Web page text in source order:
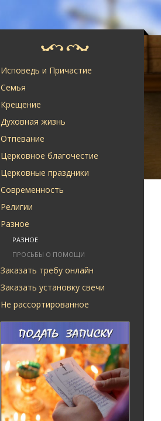
Исповедь и Причастие
Семья
Крещение
Духовная жизнь
Отпевание
Церковное благочестие
Церковные праздники
Современность
Религии
Разное
РАЗНОЕ
ПРОСЬБЫ О ПОМОЩИ
Заказать требу онлайн
Заказать установку свечи
Не рассортированное